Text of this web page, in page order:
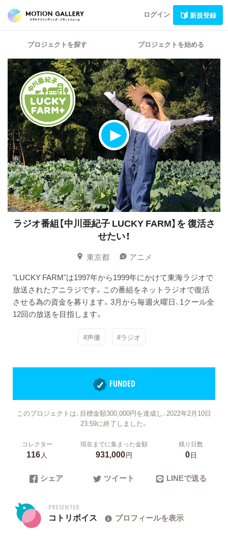
ログイン 新規登録
プロジェクトを探す プロジェクトを始める
ラジオ番組【中川亜紀子 LUCKY FARM】を復活さ
せたい！
東京都
アニメ
"LUCKY FARM"は1997年から1999年にかけて東海ラジオで
放送されたアニラジです。この番組をネットラジオで復活
させる為の資金を募ります。3月から毎週火曜日、1クール全
12回の放送を目指します。
#声優 #ラジオ
FUNDED
このプロジェクトは、目標金額300,000円を達成し、2022年2月10日
23:59に終了しました。
コレクター
116人
現在までに集まった金額
931,000円
残り日数
0日
シェア ツイート LINEで送る
PRESENTER
コトリボイス プロフィールを表示